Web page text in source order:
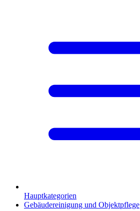
Hauptkategorien
Gebäudereinigung und Objektpflege